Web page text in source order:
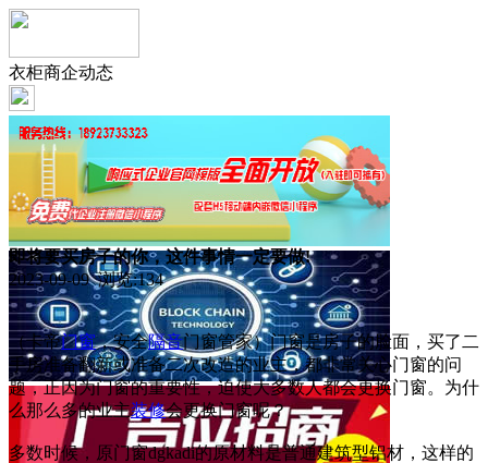
衣柜商企动态
即将要买房子的你，这件事情一定要做!
2023-09-09 浏览:134
（卡帝门窗，安全隔音门窗管家）门窗是房子的脸面，买了二
手房准备翻新或准备二次改造的业主，都非常关心门窗的问
题，正因为门窗的重要性，迫使大多数人都会更换门窗。为什
么那么多的业主装修会更换门窗呢？
多数时候，原门窗dgkadi的原材料是普通建筑型铝材，这样的